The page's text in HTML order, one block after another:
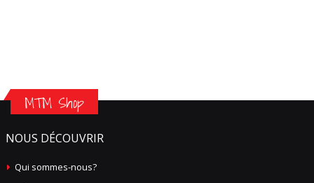
MTM Shop
NOUS DÉCOUVRIR
Qui sommes-nous?